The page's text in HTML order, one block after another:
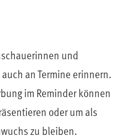
und
an Termine erinnern.
im Reminder können
oder um als
zu bleiben.